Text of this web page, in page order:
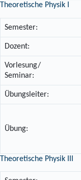
Theoretische Physik I
Semester:
Dozent:
Vorlesung/
Seminar:
Übungsleiter:
Übung:
Theoretische Physik III